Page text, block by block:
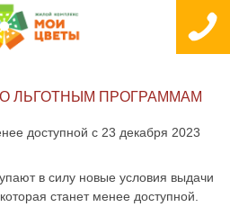
ЛЬГОТНЫМ ПРОГРАММАМ
доступной с 23 декабря 2023
в силу новые условия выдачи
станет менее доступной.